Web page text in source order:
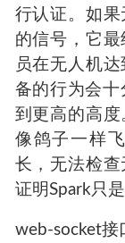
行认证。如
的信号，它
员在无人机
备的行为会十
到更高的高
像鸽子一样
长，无法检
证明Spark只
web-socket接